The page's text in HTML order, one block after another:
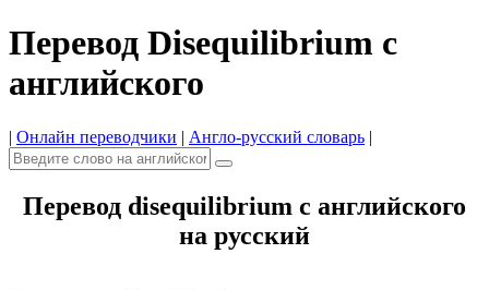
Перевод Disequilibrium с
английского
| Онлайн переводчики | Англо-русский словарь |
Перевод disequilibrium с английского
на русский